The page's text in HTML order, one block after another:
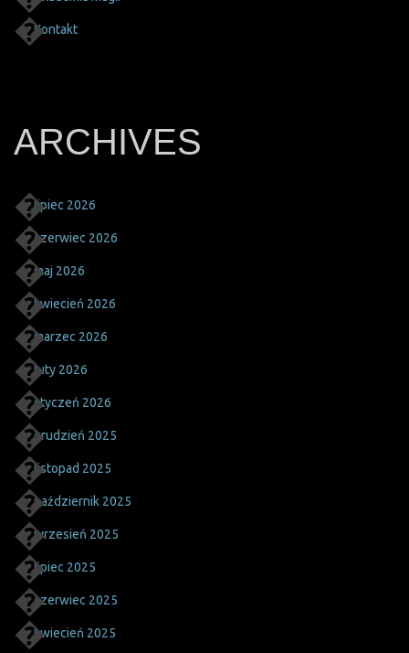
Kontakt
ARCHIVES
lipiec 2026
czerwiec 2026
maj 2026
kwiecień 2026
marzec 2026
luty 2026
styczeń 2026
grudzień 2025
listopad 2025
październik 2025
wrzesień 2025
lipiec 2025
czerwiec 2025
kwiecień 2025